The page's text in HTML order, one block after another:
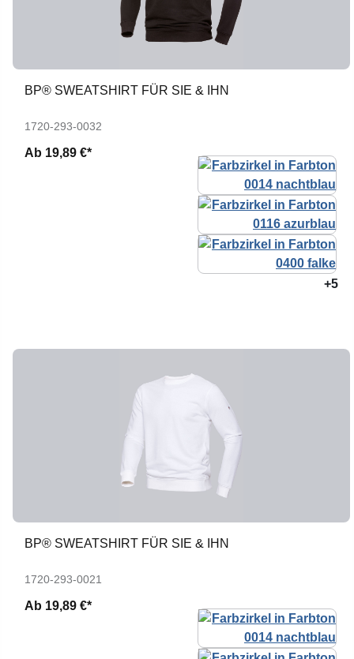
BP® SWEATSHIRT FÜR SIE & IHN
1720-293-0032
Ab 19,89 €*
+5
BP® SWEATSHIRT FÜR SIE & IHN
1720-293-0021
Ab 19,89 €*